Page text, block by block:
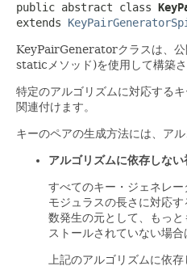
public abstract class
extends
KeyPairGeneratorクラスは、公
staticメソッド)を使用して構築さ
特定のアルゴリズムに対応する
関連付けます。
キーのペアの生成方法には、ア
アルゴリズムに依存しない
すべてのキー・ジェネレー
モジュラスの長さに対応す
数発生の元として、もっ
ストールされていない場
上記のアルゴリズムに依